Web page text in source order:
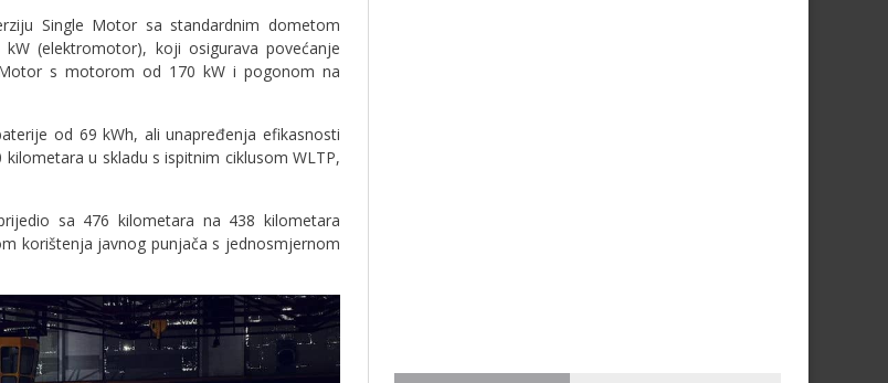
Single Motor sa standardnim dometom
(elektromotor), koji osigurava povećanje
s motorom od 170 kW i pogonom na
od 69 kWh, ali unapređenja efikasnosti
u skladu s ispitnim ciklusom WLTP,
sa 476 kilometara na 438 kilometara
korištenja javnog punjača s jednosmjernom